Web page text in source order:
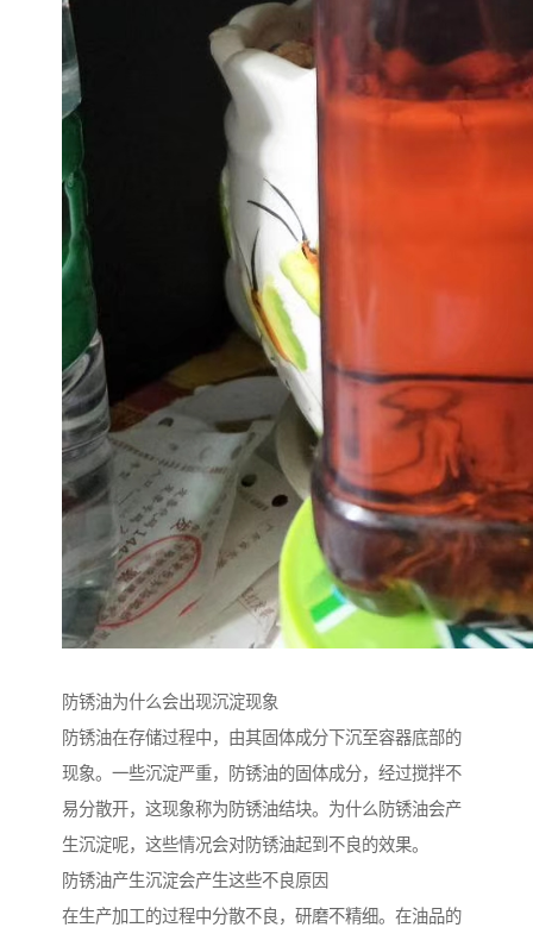
防锈油为什么会出现沉淀现象
防锈油在存储过程中，由其固体成分下沉至容器底部的
现象。一些沉淀严重，防锈油的固体成分，经过搅拌不
易分散开，这现象称为防锈油结块。为什么防锈油会产
生沉淀呢，这些情况会对防锈油起到不良的效果。
防锈油产生沉淀会产生这些不良原因
在生产加工的过程中分散不良，研磨不精细。在油品的